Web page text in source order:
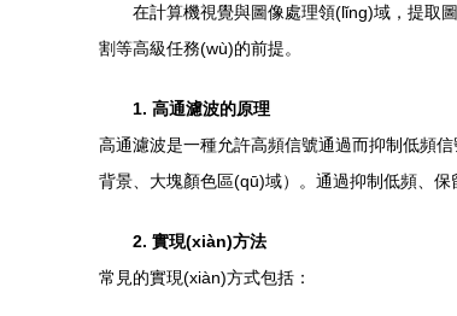
在計算機視覺與圖像處理領(lǐng)域，提取
割等高級任務(wù)的前提。
1. 高通濾波的原理
高通濾波是一種允許高頻信號通過而抑制低頻
背景、大塊顏色區(qū)域）。通過抑制低頻、保
2. 實現(xiàn)方法
常見的實現(xiàn)方式包括：